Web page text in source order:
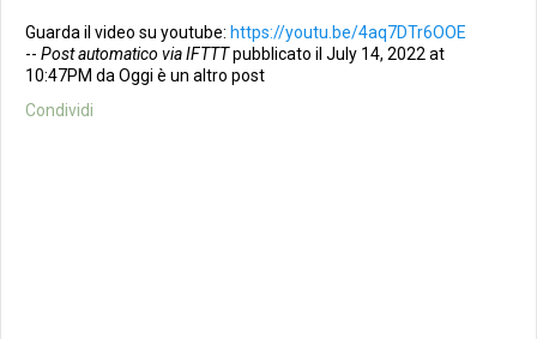
Guarda il video su youtube: https://youtu.be/4aq7DTr6OOE
-- Post automatico via IFTTTpubblicato il July 14, 2022 at
10:47PM da Oggi è un altro post
Condividi